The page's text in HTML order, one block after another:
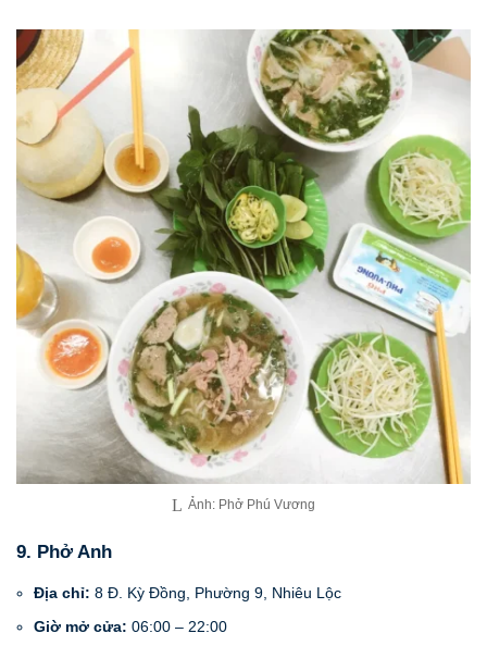
Ảnh: Phở Phú Vương
9. Phở Anh
Địa chỉ: 8 Đ. Kỳ Đồng, Phường 9, Nhiêu Lộc
Giờ mở cửa: 06:00 – 22:00